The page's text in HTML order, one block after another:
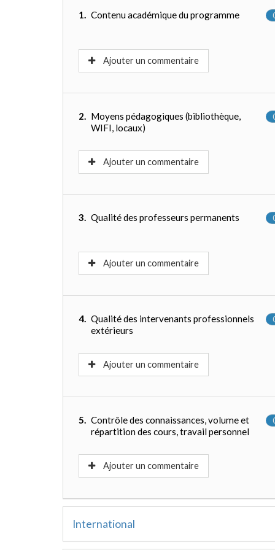
1. Contenu académique du programme
Ajouter un commentaire
2. Moyens pédagogiques (bibliothèque,
WIFI, locaux)
Ajouter un commentaire
3. Qualité des professeurs permanents
Ajouter un commentaire
4. Qualité des intervenants professionnels
extérieurs
Ajouter un commentaire
5. Contrôle des connaissances, volume et
répartition des cours, travail personnel
Ajouter un commentaire
International